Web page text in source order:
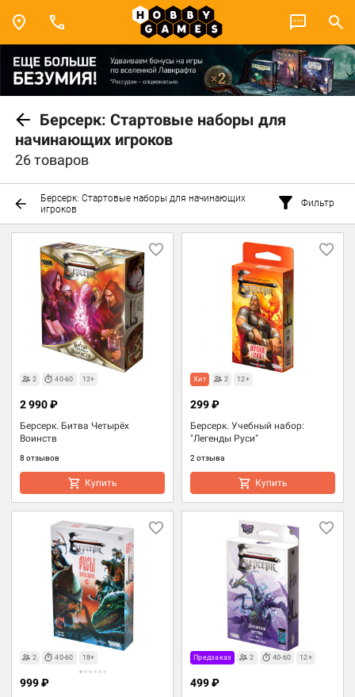
Берсерк: Стартовые наборы для
начинающих игроков
26 товаров
Берсерк: Стартовые наборы для начинающих
игроков
Фильтр
2 40-60 12+
Берсерк. Битва Четырёх
Воинств
8 отзывов
2 990 ₽
Купить
Хит 2 12+
Берсерк. Учебный набор:
"Легенды Руси"
2 отзыва
299 ₽
Купить
2 40-60 18+
999 ₽
Предзаказ 2 40-60 12+
499 ₽